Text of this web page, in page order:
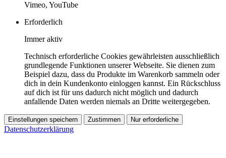
Vimeo, YouTube
Erforderlich
Immer aktiv
Technisch erforderliche Cookies gewährleisten ausschließlich
grundlegende Funktionen unserer Webseite. Sie dienen zum
Beispiel dazu, dass du Produkte im Warenkorb sammeln oder
dich in dein Kundenkonto einloggen kannst. Ein Rückschluss
auf dich ist für uns dadurch nicht möglich und dadurch
anfallende Daten werden niemals an Dritte weitergegeben.
Einstellungen speichern Zustimmen Nur erforderliche
Datenschutzerklärung